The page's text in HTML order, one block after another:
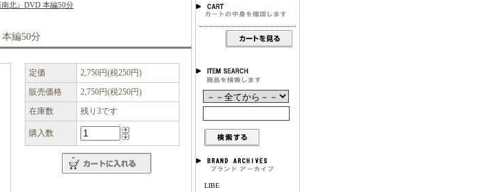
北』DVD 本編50分
編50分
定価
2,750円(税250円)
販売価格
2,750円(税250円)
在庫数
残り3です
購入数
LIBE